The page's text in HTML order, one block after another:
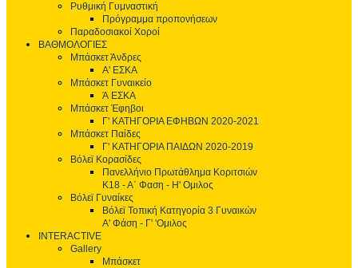
Ρυθμική Γυμναστική
Πρόγραμμα προπονήσεων
Παραδοσιακοί Χοροί
ΒΑΘΜΟΛΟΓΙΕΣ
Μπάσκετ Άνδρες
Α' ΕΣΚΑ
Μπάσκετ Γυναικείο
Ά ΕΣΚΑ
Μπάσκετ Έφηβοι
Γ' ΚΑΤΗΓΟΡΙΑ ΕΦΗΒΩΝ 2020-2021
Μπάσκετ Παίδες
Γ' ΚΑΤΗΓΟΡΙΑ ΠΑΙΔΩΝ 2020-2019
Βόλεϊ Κορασίδες
Πανελλήνιο Πρωτάθλημα Κοριτσιών
Κ18 - Α΄ Φαση - H' Ομιλος
Βόλεϊ Γυναίκες
Βόλεϊ Τοπική Κατηγορία 3 Γυναικών
Α' Φάση - Γ' 'Ομιλος
INTERACTIVE
Gallery
Μπάσκετ